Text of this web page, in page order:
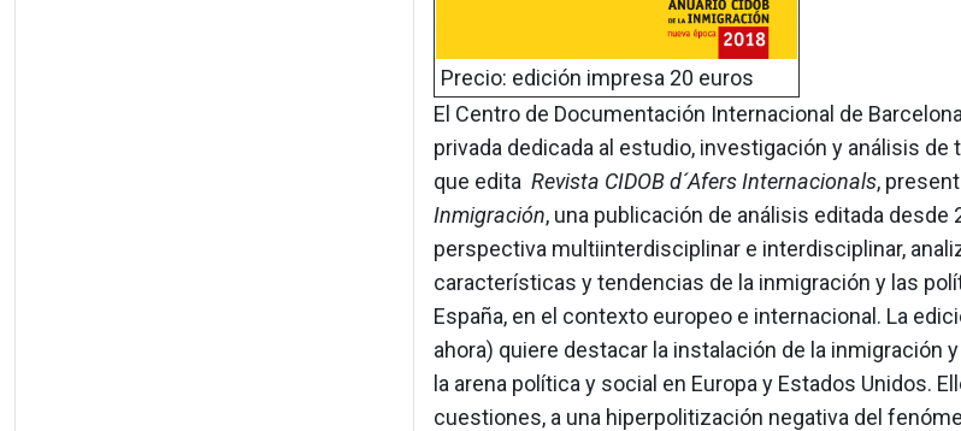
Precio: edición impresa 20 euros
El Centro de Documentación Internacional de
privada dedicada al estudio, investigación y análisis
que edita Revista CIDOB d´Afers Internacionals,
Inmigración, una publicación de análisis editada desde
perspectiva multiinterdisciplinar e interdisciplinar,
características y tendencias de la inmigración y las
España, en el contexto europeo e internacional. La
ahora) quiere destacar la instalación de la inmigración
la arena política y social en Europa y Estados Unidos.
cuestiones, a una hiperpolitización negativa del